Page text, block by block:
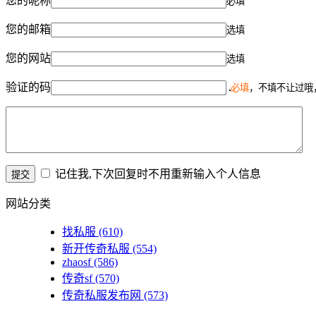
您的邮箱 选填
您的网站 选填
验证的码 必填，不填不让过
记住我,下次回复时不用重新输入个人信息
网站分类
找私服 (610)
新开传奇私服 (554)
zhaosf(586)
传奇sf(570)
传奇私服发布网 (573)